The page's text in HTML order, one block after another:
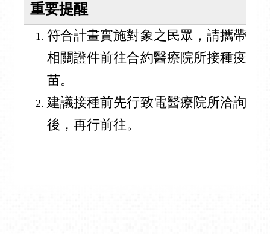
重要提醒
符合計畫實施對象之民眾，請攜帶
相關證件前往合約醫療院所接種疫
苗。
建議接種前先行致電醫療院所洽詢
後，再行前往。